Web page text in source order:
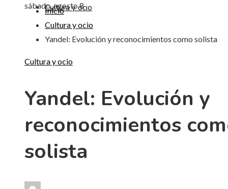
sábado, agosto 8
Cultura y ocio
Inicio
Cultura y ocio
Yandel: Evolución y reconocimientos como solista
Cultura y ocio
Yandel: Evolución y
reconocimientos
solista